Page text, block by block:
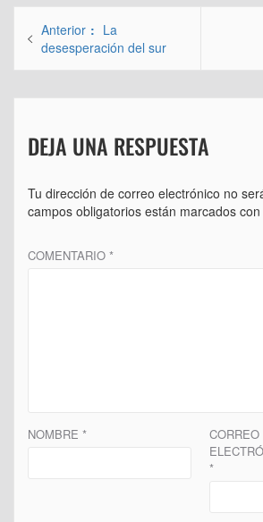
Navegación
de
entradas
Anterior
Entrada
anterior:
La
desesperación del sur
DEJA UNA RESPUESTA
Tu dirección de correo electrónico no
campos obligatorios están marcados con
COMENTARIO *
NOMBRE *
CORREO
*